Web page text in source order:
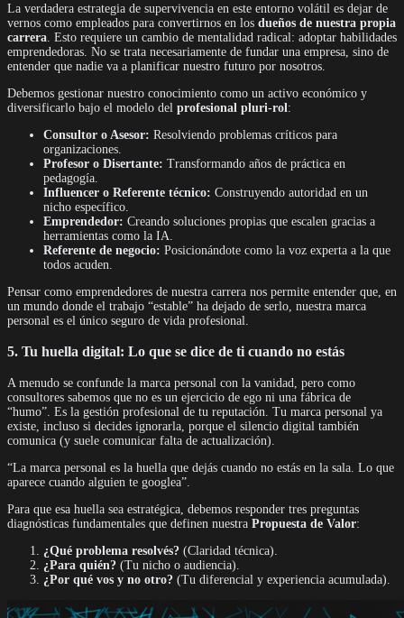
La verdadera estrategia de supervivencia en este entorno volátil es dejar de
vernos como empleados para convertirnos en los dueños de nuestra propia
carrera . Esto requiere un cambio de mentalidad radical: adoptar habilidades
emprendedoras. No se trata necesariamente de fundar una empresa, sino de
entender que nadie va a planificar nuestro futuro por nosotros.
Debemos gestionar nuestro conocimiento como un activo económico y
diversificarlo bajo el modelo del profesional pluri-rol :
Consultor o Asesor: Resolviendo problemas críticos para
organizaciones.
Profesor o Disertante: Transformando años de práctica en
pedagogía.
Influencer o Referente técnico: Construyendo autoridad en un
nicho específico.
Emprendedor: Creando soluciones propias que escalen gracias a
herramientas como la IA.
Referente de negocio: Posicionándote como la voz experta a la que
todos acuden.
Pensar como emprendedores de nuestra carrera nos permite entender que, en
un mundo donde el trabajo “estable” ha dejado de serlo, nuestra marca
personal es el único seguro de vida profesional.
5. Tu huella digital: Lo que se dice de ti cuando no estás
A menudo se confunde la marca personal con la vanidad, pero como
consultores sabemos que no es un ejercicio de ego ni una fábrica de
“humo”. Es la gestión profesional de tu reputación. Tu marca personal ya
existe, incluso si decides ignorarla, porque el silencio digital también
comunica (y suele comunicar falta de actualización).
“La marca personal es la huella que dejás cuando no estás en la sala. Lo que
aparece cuando alguien te googlea”.
Para que esa huella sea estratégica, debemos responder tres preguntas
diagnósticas fundamentales que definen nuestra Propuesta de Valor:
¿Qué problema resolvés? (Claridad técnica).
¿Para quién? (Tu nicho o audiencia).
¿Por qué vos y no otro? (Tu diferencial y experiencia acumulada).